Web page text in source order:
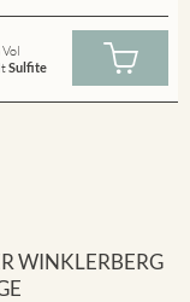
Vol
Sulfite
WINKLERBERG